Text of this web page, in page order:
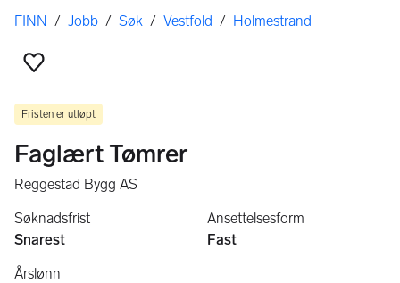
Her er du
FINN / Jobb / Søk / Vestfold / Holmestrand
Fristen er utløpt
Faglært Tømrer
Reggestad Bygg AS
Søknadsfrist
Snarest
Ansettelsesform
Fast
Årslønn